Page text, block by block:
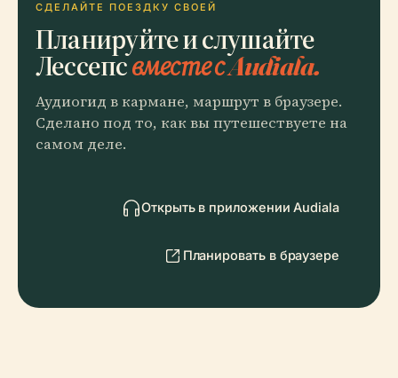
СДЕЛАЙТЕ ПОЕЗДКУ СВОЕЙ
Планируйте и слушайте
Лессепсвместе с Audiala.
Аудиогид в кармане, маршрут в браузере.
Сделано под то, как вы путешествуете на
самом деле.
Открыть в приложении Audiala
Планировать в браузере